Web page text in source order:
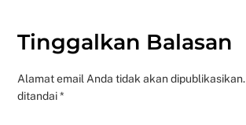
Tinggalkan Balasan
Alamat email Anda tidak akan dipublikasikan.
ditandai*